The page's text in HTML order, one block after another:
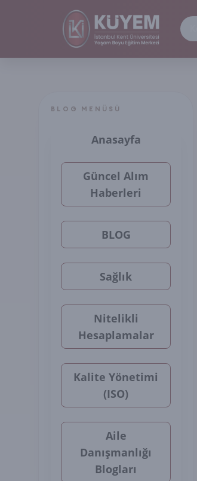
BLOG MENÜSÜ
Anasayfa
Güncel Alım
Haberleri
BLOG
Sağlık
Nitelikli
Hesaplamalar
Kalite Yönetimi
(ISO)
Aile
Danışmanlığı
Blogları